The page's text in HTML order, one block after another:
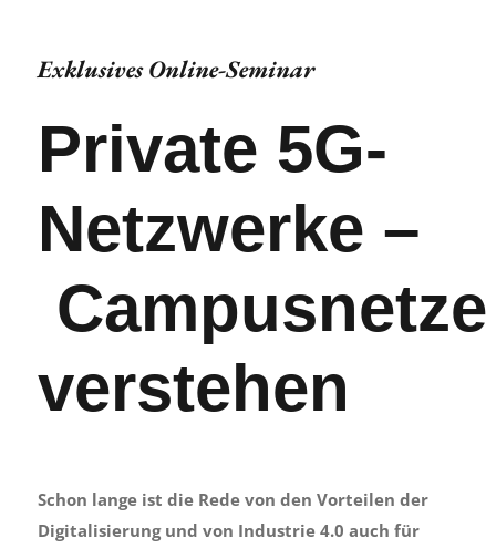
springenExklusives Online-Seminar
Private 5G-
Netzwerke –
Campusnetze
verstehen
Schon lange ist die Rede von den Vorteilen der
Digitalisierung und von Industrie 4.0 auch für